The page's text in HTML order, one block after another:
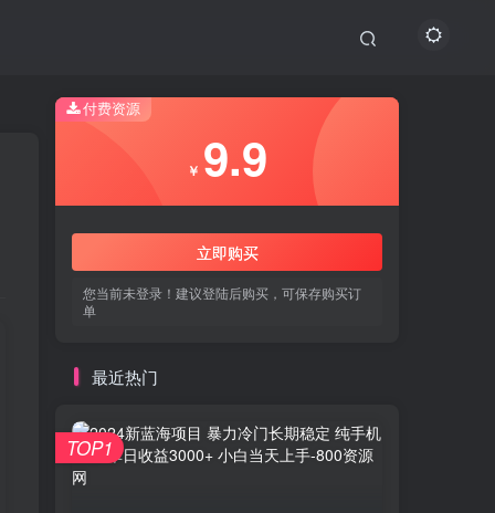
付费资源
￥ 9.9
立即购买
您当前未登录！建议登陆后购买，可保存购买订
单
最近热门
TOP1